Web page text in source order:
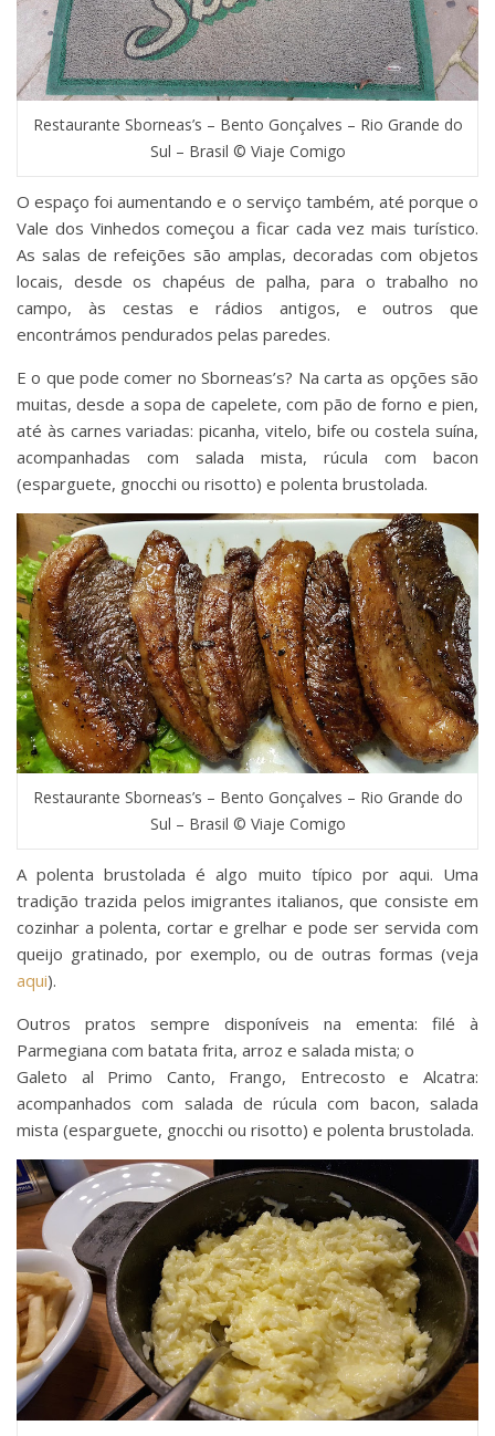
Restaurante Sborneas’s – Bento Gonçalves – Rio Grande do
Sul – Brasil © Viaje Comigo
O espaço foi aumentando e o serviço também, até porque o
Vale dos Vinhedos começou a ficar cada vez mais turístico.
As salas de refeições são amplas, decoradas com objetos
locais, desde os chapéus de palha, para o trabalho no
campo, às cestas e rádios antigos, e outros que
encontrámos pendurados pelas paredes.
E o que pode comer no Sborneas’s? Na carta as opções são
muitas, desde a sopa de capelete, com pão de forno e pien,
até às carnes variadas: picanha, vitelo, bife ou costela suína,
acompanhadas com salada mista, rúcula com bacon
(esparguete, gnocchi ou risotto) e polenta brustolada.
Restaurante Sborneas’s – Bento Gonçalves – Rio Grande do
Sul – Brasil © Viaje Comigo
A polenta brustolada é algo muito típico por aqui. Uma
tradição trazida pelos imigrantes italianos, que consiste em
cozinhar a polenta, cortar e grelhar e pode ser servida com
queijo gratinado, por exemplo, ou de outras formas (veja
aqui).
Outros pratos sempre disponíveis na ementa: filé à
Parmegiana com batata frita, arroz e salada mista; o
Galeto al Primo Canto, Frango, Entrecosto e Alcatra:
acompanhados com salada de rúcula com bacon, salada
mista (esparguete, gnocchi ou risotto) e polenta brustolada.